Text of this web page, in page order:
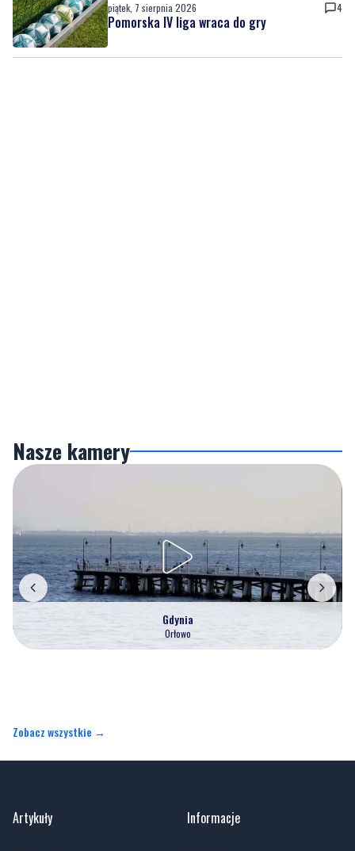
piątek, 7 sierpnia 2026 4
Pomorska IV liga wraca do gry
Nasze kamery
Gdynia
Orłowo
Zobacz wszystkie →
Artykuły Informacje